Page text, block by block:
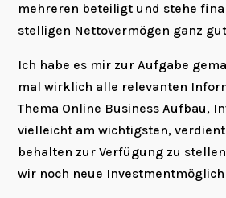
mehreren beteiligt und stehe
stelligen Nettovermögen ganz
Ich habe es mir zur Aufgabe
mal wirklich alle relevanten
Thema Online Business Aufbau,
vielleicht am wichtigsten,
behalten zur Verfügung zu
wir noch neue